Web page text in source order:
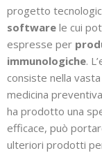
progetto
software le cui
espresse per
immunologiche.
consiste nella
medicina
ha prodotto una
efficace, può
ulteriori prodotti